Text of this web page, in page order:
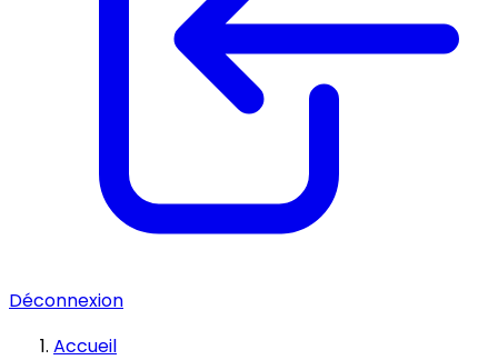
Déconnexion
Accueil